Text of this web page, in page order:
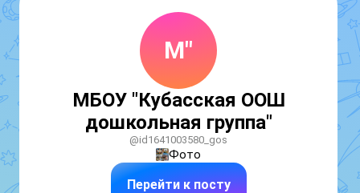
М"
МБОУ "Кубасская ООШ
дошкольная группа"
@id1641003580_gos
Фото
Перейти к посту